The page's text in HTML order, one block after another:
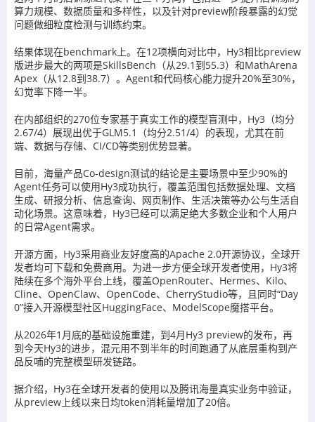
算力规模、数据质量和多样性，以及针对preview阶段暴露的幻觉
问题做细粒度检测与训练约束。
结果体现在benchmark上。在12项横向对比中，Hy3相比preview
版进步最大的两项是SkillsBench（从29.1到55.3）和MathArena
Apex（从12.8到38.7）。Agent和代码核心能力提升20%至30%，
幻觉率下降一半。
在内部组织的270位专家基于真实工作的模型盲测中，Hy3（均分
2.67/4）展现出优于GLM5.1（均分2.51/4）的表现，尤其在前
端、数据与存储、CI/CD等类别优势显著。
目前，海量产品Co-design测试的结论是主要场景中至少90%的
Agent任务可以使用Hy3成功执行，覆盖范围包括数据处理、文档
生成、研报分析、信息查询、网页制作、生活决策等办公与生活自
动化场景。这意味着，Hy3已经可以满足绝大多数企业和个人用户
的日常Agent需求。
开源方面，Hy3采用商业友好度高的Apache 2.0开源协议，全球开
发者均可下载和免费商用。为进一步方便全球开发者使用，Hy3将
陆续在多个海外平台上线，覆盖OpenRouter、Hermes、Kilo、
Cline、OpenClaw、OpenCode、CherryStudio等，且同时“Day
0”接入开源模型社区HuggingFace、ModelScope魔搭平台。
从2026年1月底的基础设施重建，到4月Hy3 preview的发布，再
到今天Hy3的进步，混元用不到半年的时间跑通了从底层重构到产
品反哺的完整模型研发链路。
据介绍，Hy3在全球开发者的使用以及腾讯海量真实业务中验证，
从preview上线以来日均token消耗量增加了20倍。